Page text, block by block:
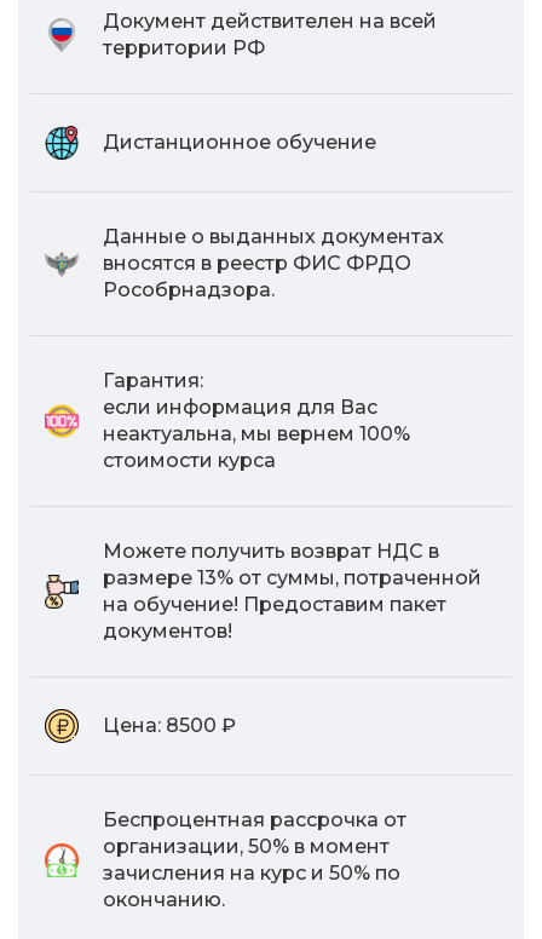
Документ действителен на всей
территории РФ
Дистанционное обучение
Данные о выданных документах
вносятся в реестр ФИС ФРДО
Рособрнадзора.
Гарантия:
если информация для Вас
неактуальна, мы вернем 100%
стоимости курса
Можете получить возврат НДС в
размере 13% от суммы, потраченной
на обучение! Предоставим пакет
документов!
Цена: 8500 ₽
Беспроцентная рассрочка от
организации, 50% в момент
зачисления на курс и 50% по
окончанию.